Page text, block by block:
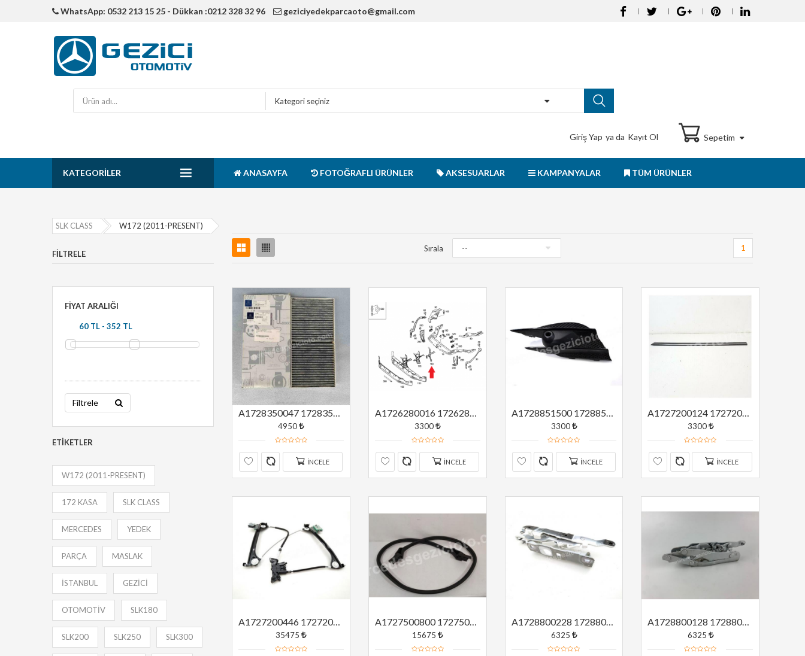
WhatsApp: 0532 213 15 25 - Dükkan :0212 328 32 96 geziciyedekparcaoto@gmail.com
Giriş Yap ya da Kayıt Ol Sepetim
KATEGORILER ANASAYFA FOTOĞRAFLI ÜRÜNLER AKSESUARLAR KAMPANYALAR TÜM ÜRÜNLER
Sırala 1
4950
İNCELE
3300
İNCELE
3300
İNCELE
A1727200124 1727200124 MERCEDES W172 SOL ÖN YAN CAM FİTİLİ DIŞ TARAF ORJİNAL
3300
İNCELE
A1727200446 1727200446 MERCEDES W172 SAĞ ÖN CAM MEKANİZMASI MOTORSUZ ORJİNAL
35475
A1727500800 1727500800 A1727500098 1727500098 MERCEDES W172 BAGAJ FİTİLİ ORJİNAL
15675
A1728800228 1728800228 MERCEDES W172 SAĞ KAPUT MENTEŞESİ ORJİNAL
6325
A1728800128 1728800128 MERCEDES W172 SOL KAPUT MENTEŞESİ ORJİNAL
6325
SLK CLASS W172 (2011-PRESENT)
FILTRELE
FIYAT ARALIĞI
Filtrele
ETIKETLER
W172 (2011-PRESENT)
172 KASA SLK CLASS
MERCEDES YEDEK
PARÇA MASLAK
İSTANBUL GEZİCİ
OTOMOTİV SLK180
SLK200 SLK250 SLK300